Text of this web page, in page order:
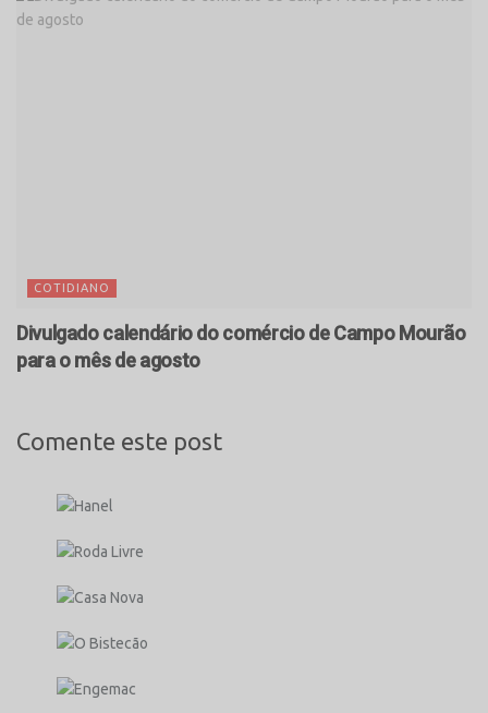
COTIDIANO
Divulgado calendário do comércio de Campo Mourão
para o mês de agosto
Comente este post